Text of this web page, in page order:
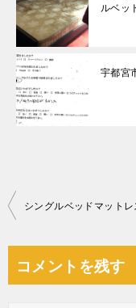
ルベッ
宇都宮
投
ビ
コメントを残す